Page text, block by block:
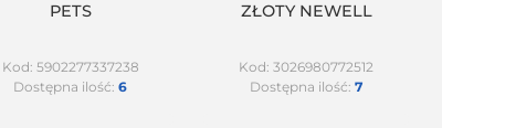
PETS
Kod: 5902277337238
Dostępna ilość:6
ZŁOTY NEWELL
Kod: 3026980772512
Dostępna ilość:7